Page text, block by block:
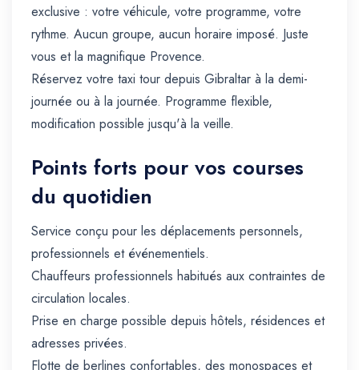
exclusive : votre véhicule, votre programme, votre
rythme. Aucun groupe, aucun horaire imposé. Juste
vous et la magnifique Provence.
Réservez votre taxi tour depuis Gibraltar à la demi-
journée ou à la journée. Programme flexible,
modification possible jusqu'à la veille.
Points forts pour vos courses
du quotidien
Service conçu pour les déplacements personnels,
professionnels et événementiels.
Chauffeurs professionnels habitués aux contraintes de
circulation locales.
Prise en charge possible depuis hôtels, résidences et
adresses privées.
Flotte de berlines confortables, des monospaces et